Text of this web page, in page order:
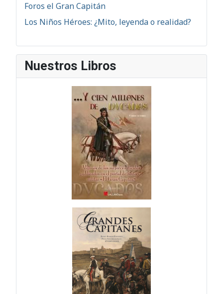
Foros el Gran Capitán
Los Niños Héroes: ¿Mito, leyenda o realidad?
Nuestros Libros